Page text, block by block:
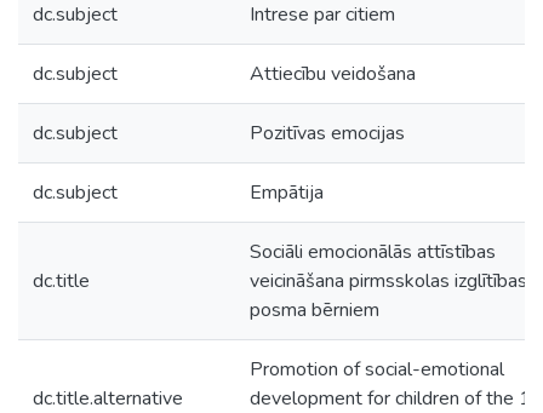
dc.subject Intrese par citiem
dc.subject Attiecību veidošana
dc.subject Pozitīvas emocijas
dc.subject Empātija
dc.title
Sociāli emocionālās attīstības
veicināšana pirmsskolas izglītības
posma bērniem
dc.title.alternative
Promotion of social-emotional
development for children of the